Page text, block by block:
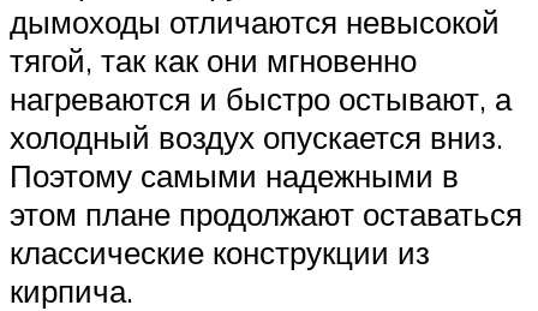
дымоходы отличаются невысокой
тягой, так как они мгновенно
нагреваются и быстро остывают, а
холодный воздух опускается вниз.
Поэтому самыми надежными в
этом плане продолжают оставаться
классические конструкции из
кирпича.